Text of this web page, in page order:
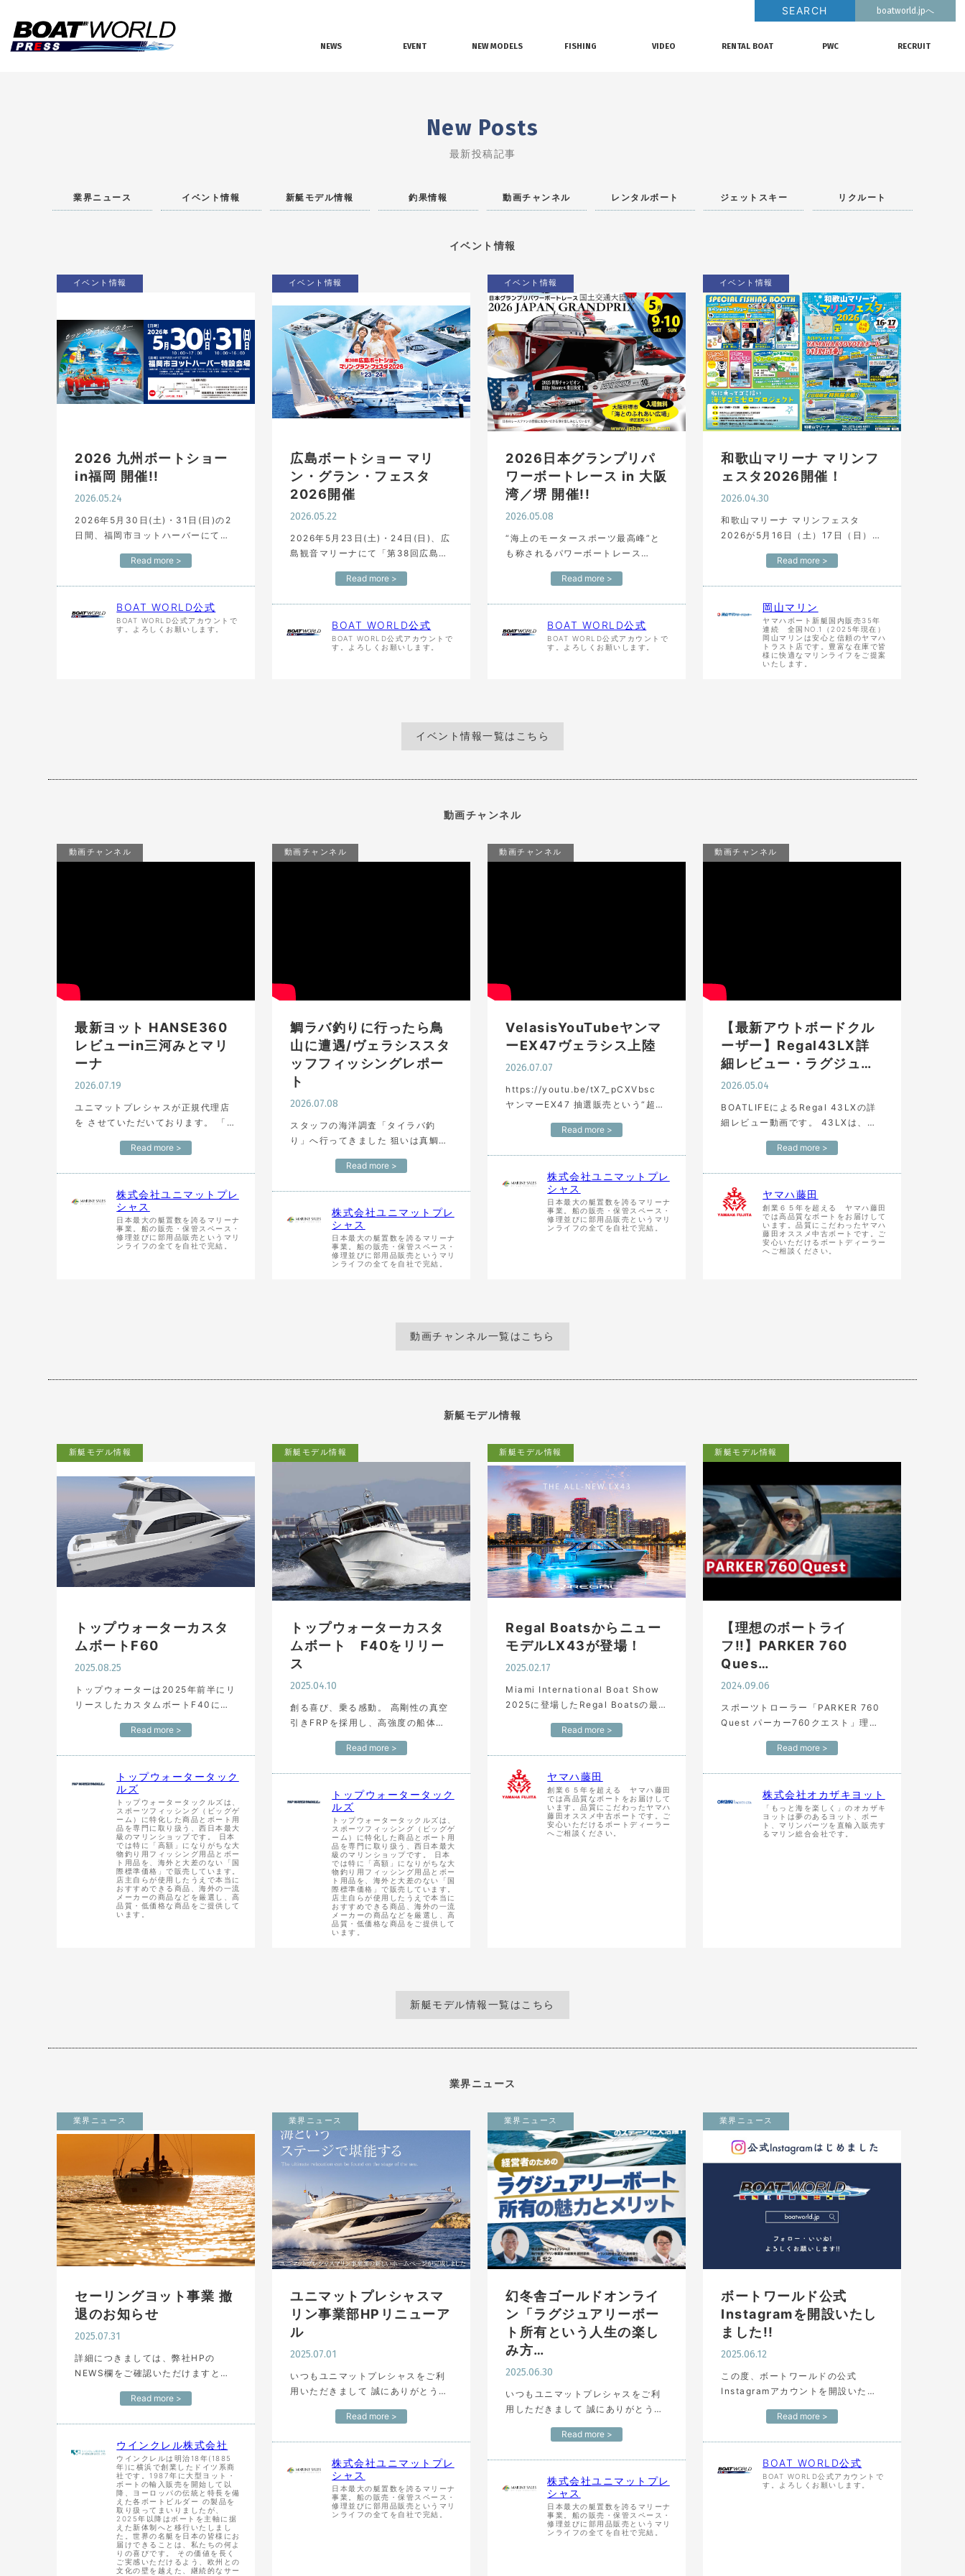
boatworld.jpへ
SEARCH
NEWS EVENT NEW MODELS FISHING VIDEO RENTAL BOAT PWC RECRUIT
New Posts
最新投稿記事
業界ニュース イベント情報 新艇モデル情報 釣果情報 動画チャンネル レンタルボート ジェットスキー リクルート
イベント情報
イベント情報
2026 九州ボートショー
in福岡 開催!!
2026.05.24
2026年5月30日(土)・31日(日)の2
日間、福岡市ヨットハーバーにて
されます。九州最大規模のプレジャ
Read more >
BOAT WORLD公式
BOAT WORLD公式アカウントで
す。よろしくお願いします。
イベント情報
広島ボートショー マリ
ン・グラン・フェスタ
2026開催
2026.05.22
2026年5月23日(土)・24日(日)、広
島観音マリーナにて「第38回広島ボ
タ2026」が開催されます。 ボー
Read more >
BOAT WORLD公式
BOAT WORLD公式アカウントで
す。よろしくお願いします。
イベント情報
2026日本グランプリパ
ワーボートレース in 大阪
湾／堺 開催!!
2026.05.08
“海上のモータースポーツ最高峰”と
も称されるパワーボートレース
レース in 大阪湾／堺（国土交通大臣
Read more >
BOAT WORLD公式
BOAT WORLD公式アカウントで
す。よろしくお願いします。
イベント情報
和歌山マリーナ マリンフ
ェスタ2026開催！
2026.04.30
和歌山マリーナ マリンフェスタ
2026が5月16日（土）17日（日）に
ャルトークショーなどイベント盛り
Read more >
岡山マリン
ヤマハボート新艇国内販売35年
連続 全国NO.1（2025年現在）
岡山マリンは安心と信頼のヤマハ
トラスト店です。豊富な在庫で皆
様に快適なマリンライフをご提案
いたします。
イベント情報一覧はこちら
動画チャンネル
動画チャンネル
最新ヨット HANSE360
レビューin三河みとマリ
ーナ
2026.07.19
ユニマットプレシャスが正規代理店
を させていただいております。 「ハ
艇を ご紹介します！ 受賞歴のあるハ
Read more >
株式会社ユニマットプレ
シャス
日本最大の艇置数を誇るマリーナ
事業。船の販売・保管スペース・
修理並びに部用品販売というマリ
ンライフの全てを自社で完結。
動画チャンネル
鯛ラバ釣りに行ったら鳥
山に遭遇/ヴェラシススタ
ッフフィッシングレポー
ト
2026.07.08
スタッフの海洋調査「タイラバ釣
り」へ行ってきました 狙いは真鯛で
プレシャスでは 海で一緒に働く仲間
Read more >
株式会社ユニマットプレ
シャス
日本最大の艇置数を誇るマリーナ
事業。船の販売・保管スペース・
修理並びに部用品販売というマリ
ンライフの全てを自社で完結。
動画チャンネル
VelasisYouTubeヤンマ
ーEX47ヴェラシス上陸
2026.07.07
https://youtu.be/tX7_pCXVbsc
ヤンマーEX47 抽選販売という“超入
まっさらな姿を公開！ （フル艤装が
Read more >
株式会社ユニマットプレ
シャス
日本最大の艇置数を誇るマリーナ
事業。船の販売・保管スペース・
修理並びに部用品販売というマリ
ンライフの全てを自社で完結。
動画チャンネル
【最新アウトボードクル
ーザー】Regal43LX詳
細レビュー・ラグジュ…
2026.05.04
BOATLIFEによるRegal 43LXの詳
細レビュー動画です。 43LXは、ラ
アルテラスドアによる解放感を備え
Read more >
ヤマハ藤田
創業６５年を超える ヤマハ藤田
では高品質なボートをお届けして
います。品質にこだわったヤマハ
藤田オススメ中古ボートです。ご
安心いただけるボートディーラー
へご相談ください。
動画チャンネル一覧はこちら
新艇モデル情報
新艇モデル情報
トップウォーターカスタ
ムボートF60
2025.08.25
トップウォーターは2025年前半にリ
リースしたカスタムボートF40に続
リースします。 F40と同様に真空引
Read more >
トップウォータータック
ルズ
トップウォータータックルズは、
スポーツフィッシング（ビッグゲ
ーム）に特化した商品とボート用
品を専門に取り扱う、西日本最大
級のマリンショップです。 日本
では特に「高額」になりがちな大
物釣り用フィッシング用品とボー
ト用品を、海外と大差のない「国
際標準価格」で販売しています。
店主自らが使用したうえで本当に
おすすめできる商品、海外の一流
メーカーの商品などを厳選し、高
品質・低価格な商品をご提供して
います。
新艇モデル情報
トップウォーターカスタ
ムボート F40をリリー
ス
2025.04.10
創る喜び、乗る感動。 高剛性の真空
引きFRPを採用し、高強度の船体に
挺「F40」がリリースされました。
Read more >
トップウォータータック
ルズ
トップウォータータックルズは、
スポーツフィッシング（ビッグゲ
ーム）に特化した商品とボート用
品を専門に取り扱う、西日本最大
級のマリンショップです。 日本
では特に「高額」になりがちな大
物釣り用フィッシング用品とボー
ト用品を、海外と大差のない「国
際標準価格」で販売しています。
店主自らが使用したうえで本当に
おすすめできる商品、海外の一流
メーカーの商品などを厳選し、高
品質・低価格な商品をご提供して
います。
新艇モデル情報
Regal Boatsからニュー
モデルLX43が登場！
2025.02.17
Miami International Boat Show
2025に登場したRegal Boatsの最
豪華で洗練されたデザインと卓越し
Read more >
ヤマハ藤田
創業６５年を超える ヤマハ藤田
では高品質なボートをお届けして
います。品質にこだわったヤマハ
藤田オススメ中古ボートです。ご
安心いただけるボートディーラー
へご相談ください。
新艇モデル情報
【理想のボートライ
フ‼︎】PARKER 760
Ques…
2024.09.06
スポーツトローラー「PARKER 760
Quest パーカー760クエスト」理想
マネージャー秋本が一押しの動画で
Read more >
株式会社オカザキヨット
「もっと海を楽しく」のオカザキ
ヨットは夢のあるヨット、ボー
ト、マリンパーツを直輸入販売す
るマリン総合会社です。
新艇モデル情報一覧はこちら
業界ニュース
業界ニュース
セーリングヨット事業 撤
退のお知らせ
2025.07.31
詳細につきましては、弊社HPの
NEWS欄をご確認いただけますと幸
満足いただけるボート販売、継続的
Read more >
ウインクレル株式会社
ウインクレルは明治18年(1885
年)に横浜で創業したドイツ系商
社です。1987年に大型ヨット・
ボートの輸入販売を開始して以
降、ヨーロッパの伝統と特長を備
えた各ボートビルダー の製品を
取り扱ってまいりましたが、
2025年以降はボートを主軸に据
えた新体制へと移行いたしまし
た。世界の名艇を日本の皆様にお
届けできることは、私たちの何よ
りの喜びです。 その価値を長く
ご実感いただけるよう、欧州との
文化の壁を越えた、継続的なサー
業界ニュース
ユニマットプレシャスマ
リン事業部HPリニューア
ル
2025.07.01
いつもユニマットプレシャスをご利
用いただきまして 誠にありがとうご
ニマットプレシャスマリン事業部…
Read more >
株式会社ユニマットプレ
シャス
日本最大の艇置数を誇るマリーナ
事業。船の販売・保管スペース・
修理並びに部用品販売というマリ
ンライフの全てを自社で完結。
業界ニュース
幻冬舎ゴールドオンライ
ン「ラグジュアリーボー
ト所有という人生の楽し
み方…
2025.06.30
いつもユニマットプレシャスをご利
用しただきまして 誠にありがとうご
ィア 「幻冬舎ゴールドオンライ
Read more >
株式会社ユニマットプレ
シャス
日本最大の艇置数を誇るマリーナ
事業。船の販売・保管スペース・
修理並びに部用品販売というマリ
ンライフの全てを自社で完結。
業界ニュース
ボートワールド公式
Instagramを開設いたし
ました!!
2025.06.12
この度、ボートワールドの公式
Instagramアカウントを開設いたし
最新の出品艇をIngstagramからもご
Read more >
BOAT WORLD公式
BOAT WORLD公式アカウントで
す。よろしくお願いします。